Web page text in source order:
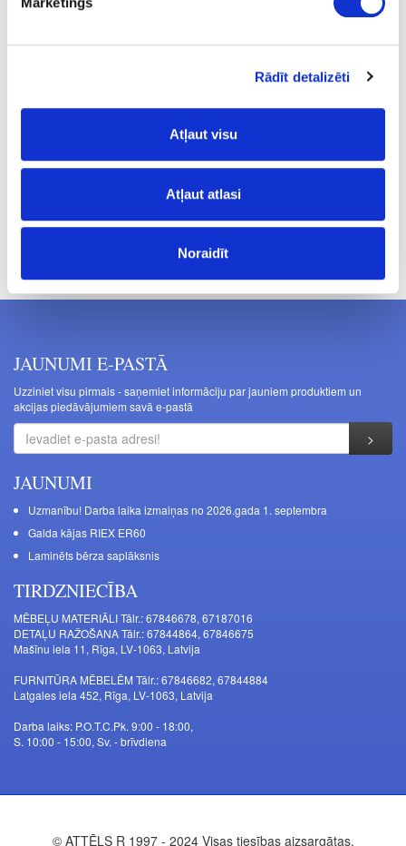
Rādīt detalizēti
Atļaut visu
Atļaut atlasi
Noraidīt
3.99
Cenas norādītas bez PVN. Cenas var tikt mainītas bez iepriekšēja
JAUNUMI E-PASTĀ
Uzziniet visu pirmais - saņemiet informāciju par jauniem produktiem un
akcijas piedāvājumiem savā e-pastā
JAUNUMI
Uzmanību! Darba laika izmaiņas no 2026.gada 1. septembra
Galda kājas RIEX ER60
Laminēts bērza saplāksnis
TIRDZNIECĪBA
MĒBEĻU MATERIĀLI Tālr.: 67846678, 67187016
DETAĻU RAŽOŠANA Tālr.: 67844864, 67846675
Mašīnu iela 11, Rīga, LV-1063, Latvija
FURNITŪRA MĒBELĒM Tālr.: 67846682, 67844884
Latgales iela 452, Rīga, LV-1063, Latvija
Darba laiks: P.O.T.C.Pk. 9:00 - 18:00,
S. 10:00 - 15:00, Sv. - brīvdiena
© ATTĒLS R 1997 - 2024 Visas tiesības aizsargātas.